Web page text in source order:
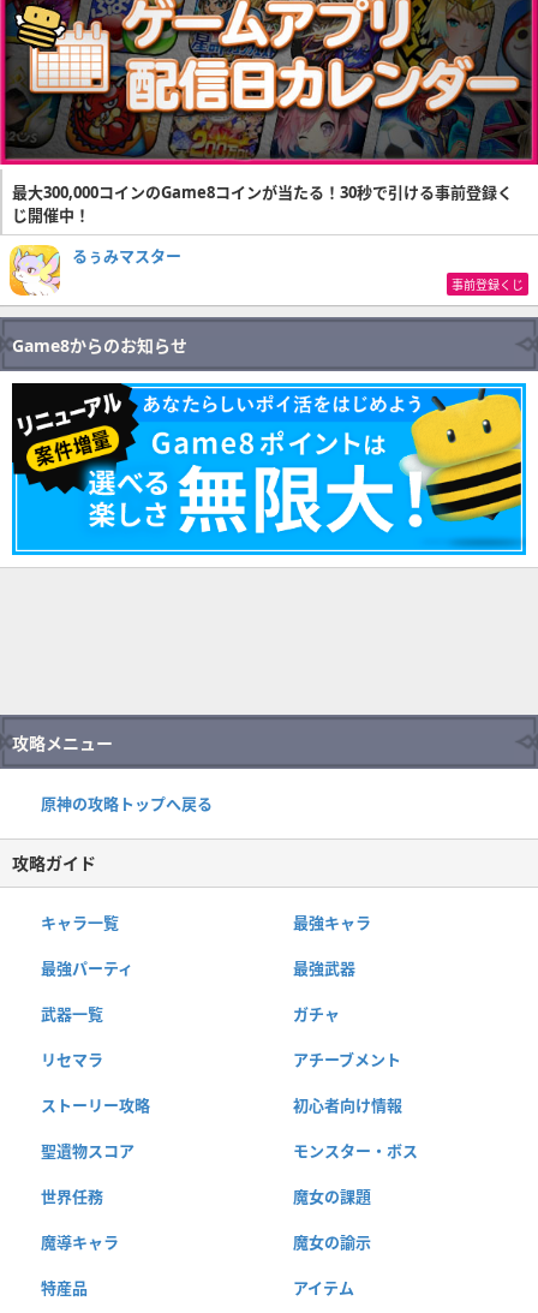
最大300,000コインのGame8コインが当たる！30秒で引ける事前登録く
じ開催中！
るぅみマスター
事前登録くじ
Game8からのお知らせ
攻略メニュー
原神の攻略トップへ戻る
攻略ガイド
キャラ一覧 最強キャラ
最強パーティ 最強武器
武器一覧 ガチャ
リセマラ アチーブメント
ストーリー攻略 初心者向け情報
聖遺物スコア モンスター・ボス
世界任務 魔女の課題
魔導キャラ 魔女の諭示
特産品 アイテム